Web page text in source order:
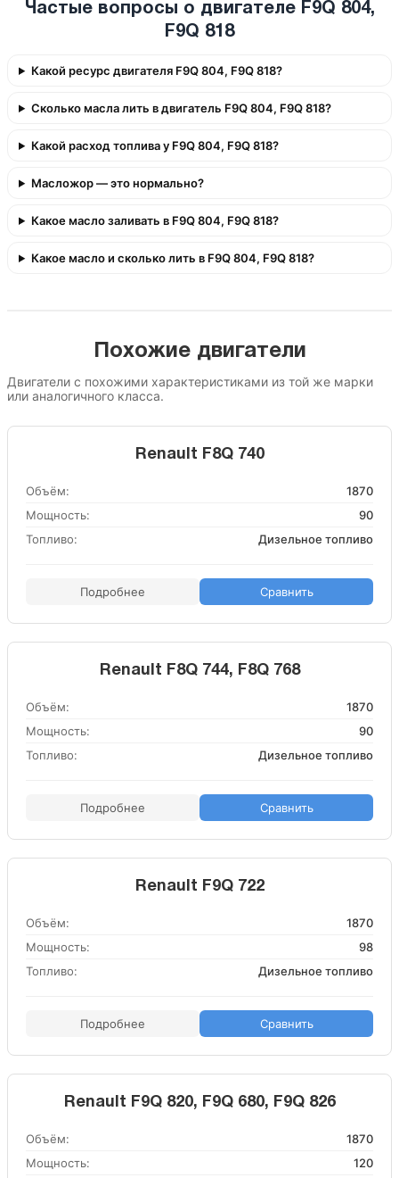
Частые вопросы о двигателе F9Q 804,
F9Q 818
Какой ресурс двигателя F9Q 804, F9Q 818?
Сколько масла лить в двигатель F9Q 804, F9Q 818?
Какой расход топлива у F9Q 804, F9Q 818?
Масложор — это нормально?
Какое масло заливать в F9Q 804, F9Q 818?
Какое масло и сколько лить в F9Q 804, F9Q 818?
Похожие двигатели
Двигатели с похожими характеристиками из той же марки
или аналогичного класса.
Renault F8Q 740
Объём:
1870
Мощность:
90
Топливо:
Дизельное топливо
Подробнее Сравнить
Renault F8Q 744, F8Q 768
Объём:
1870
Мощность:
90
Топливо:
Дизельное топливо
Подробнее Сравнить
Renault F9Q 722
Объём:
1870
Мощность:
98
Топливо:
Дизельное топливо
Подробнее Сравнить
Renault F9Q 820, F9Q 680, F9Q 826
Объём:
1870
Мощность:
120